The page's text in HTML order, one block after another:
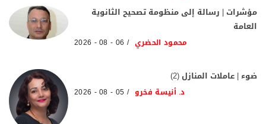
مؤشرات | رسالة إلى منظومة تصحيح الثانوية
العامة
محمود الحضري 06 - 08 - 2026
ضوء | عاملات المنازل (2)
د. أنيسة فخرو 05 - 08 - 2026